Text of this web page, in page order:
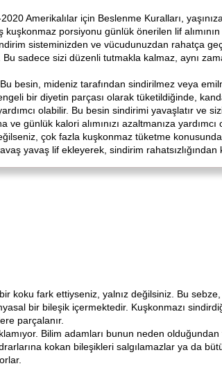
Amerikalılar için Beslenme Kuralları,
porsiyonu günlük önerilen lif
sisteminizden ve vücudunuzdan rahatça
sadece sizi düzenli tutmakla kalmaz, aynı
besin, mideniz tarafından sindirilmez veya
bir diyetin parçası olarak tüketildiğinde,
olabilir. Bu besin sindirimi yavaşlatır ve
ve günlük kalori alımınızı azaltmanıza yardımcı
çok fazla kuşkonmaz tüketme
yavaş lif ekleyerek, sindirim rahatsızlığından
koku fark ettiyseniz, yalnız değilsiniz. Bu
bir bileşik içermektedir. Kuşkonmazı
parçalanır.
Bilim adamları bunun neden
kokan bileşikleri salgılamazlar ya da